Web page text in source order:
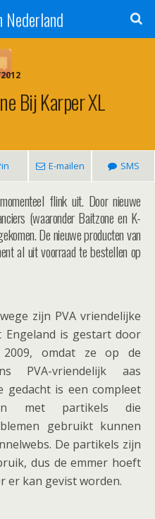
Bij Karper XL
E-mailen SMS
flink uit. Door nieuwe
(waaronder Baitzone en K-
De nieuwe producten van
al uit voorraad te bestellen op
zijn PVA vriendelijke
Engeland is gestart door
2009, omdat ze op de
PVA-vriendelijk aas
gedacht is een compleet
met partikels die
gebruikt kunnen
De partikels zijn
dus de emmer hoeft
er kan gevist worden.